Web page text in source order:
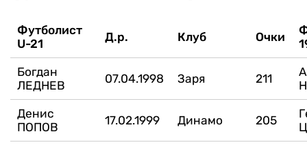
Футболист
U-21
Д.р. Клуб Очки
Богдан
ЛЕДНЕВ
07.04.1998 Заря 211
Денис
ПОПОВ
17.02.1999 Динамо 205